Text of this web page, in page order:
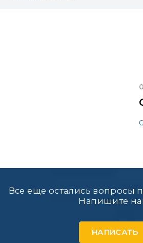
Все еще остались вопросы
Напишите
НАПИСАТЬ